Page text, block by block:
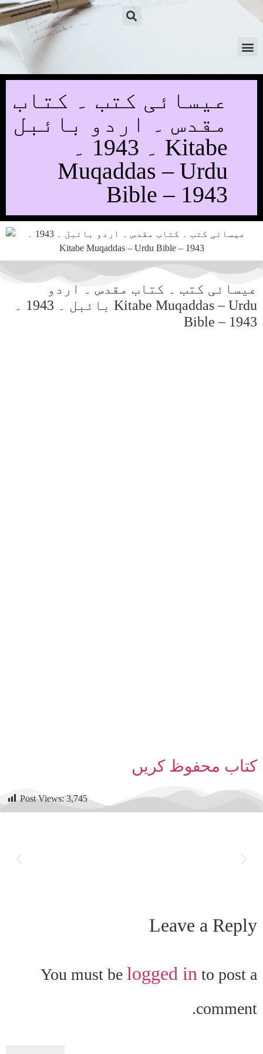
عیسائی کتب ۔ کتاب
مقدس ۔ اردو بائبل
۔ 1943 ۔ Kitabe
Muqaddas – Urdu
Bible – 1943
عیسائی کتب ۔ کتاب مقدس ۔ اردو
بائبل ۔ 1943 ۔ Kitabe Muqaddas – Urdu
Bible – 1943
کتاب محفوظ کریں
Post Views: 3,745
Leave a Reply
You must be logged in to post a
comment.